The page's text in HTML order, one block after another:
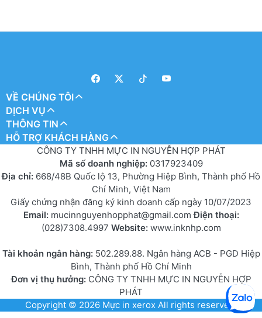
VỀ CHÚNG TÔI
DỊCH VỤ
THÔNG TIN
HỖ TRỢ KHÁCH HÀNG
CÔNG TY TNHH MỰC IN NGUYỄN HỢP PHÁT
Mã số doanh nghiệp: 0317923409
Địa chỉ: 668/48B Quốc lộ 13, Phường Hiệp Bình, Thành phố Hồ
Chí Minh, Việt Nam
Giấy chứng nhận đăng ký kinh doanh cấp ngày 10/07/2023
Email: mucinnguyenhopphat@gmail.comĐiện thoại:
(028)7308.4997 Website: www.inknhp.com
Tài khoản ngân hàng: 502.289.88. Ngân hàng ACB - PGD Hiệp
Bình, Thành phố Hồ Chí Minh
Đơn vị thụ hưởng:CÔNG TY TNHH MỰC IN NGUYỄN HỢP
PHÁT
Copyright © 2026 Mực in xerox All rights reserved.